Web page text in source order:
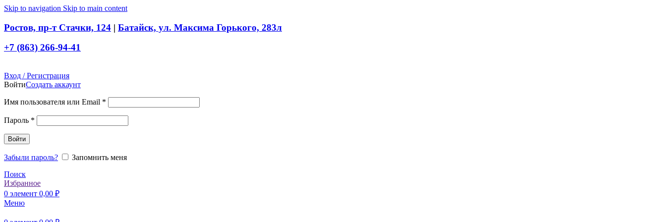
Skip to navigation Skip to main content
Ростов, пр-т Стачки, 124 | Батайск, ул. Максима Горького, 283л
+7 (863) 266-94-41
Вход / Регистрация
ВойтиСоздать аккаунт
Имя пользователя или Email *
Пароль *
Войти
Забыли пароль?
Запомнить меня
Поиск
Избранное
0 элемент 0,00 ₽
Меню